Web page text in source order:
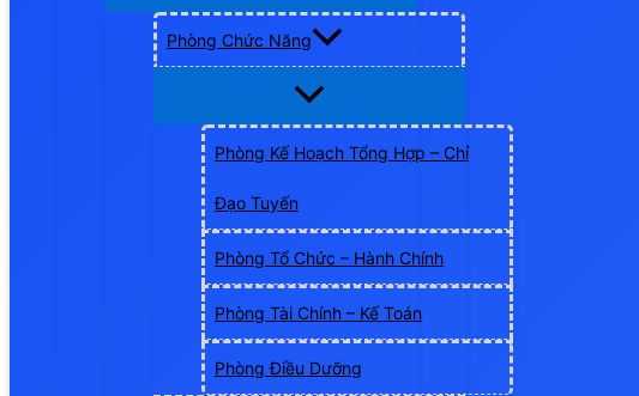
Phòng Chức Năng
Phòng Kế Hoạch Tổng Hợp – Chỉ
Đạo Tuyến
Phòng Tổ Chức – Hành Chính
Phòng Tài Chính – Kế Toán
Phòng Điều Dưỡng